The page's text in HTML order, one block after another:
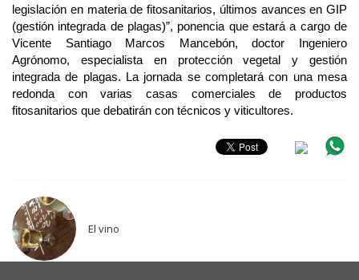
legislación en materia de fitosanitarios, últimos avances en GIP
(gestión integrada de plagas)”, ponencia que estará a cargo de
Vicente Santiago Marcos Mancebón, doctor Ingeniero
Agrónomo, especialista en protección vegetal y gestión
integrada de plagas. La jornada se completará con una mesa
redonda con varias casas comerciales de productos
fitosanitarios que debatirán con técnicos y viticultores.
El vino